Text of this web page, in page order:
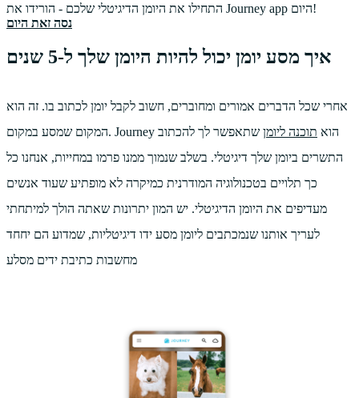
התחילו את היומן הדיגיטלי שלכם - הורידו את Journey app היום!
נסה זאת היום
איך מסע יומן יכול להיות היומן שלך ל-5 שנים
אחרי שכל הדברים אמורים ומחוברים, חשוב לקבל יומן לכתוב בו. זה הוא
המקום שמסע במקום. Journey הוא תוכנה ליומן שתאפשר לך להכתוב
התשרים ביומן שלך דיגיטלי. בשלב שנמוך ממנו פרמו במחייות, אנחנו כל
כך תלויים בטכנולוגיה המודרנית כמיקרה לא מופתיע שעוד אנשים
מעדיפים את היומן הדיגיטלי. יש המון יתרונות שאתה הולך למיתחתי
לעריך אותנו שנמכתבים ליומן מסע ידו דיגיטליות, שמדוע הם יחחד
מחשבות כתיבת ידים מסלע